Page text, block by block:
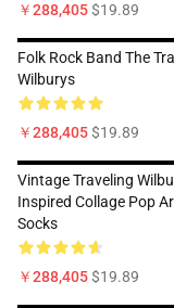
￥288,405$19.89
Folk Rock Band The
Wilburys
￥288,405$19.89
Vintage Traveling
Inspired Collage Pop
Socks
￥288,405$19.89